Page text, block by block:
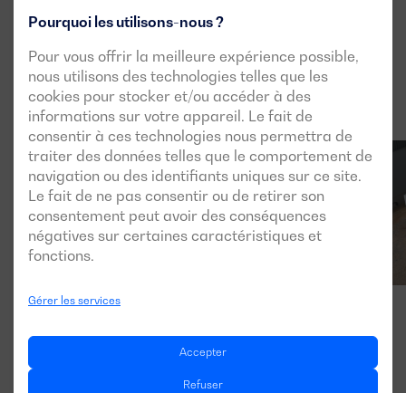
Pourquoi les utilisons-nous ?
Pour vous offrir la meilleure expérience possible,
nous utilisons des technologies telles que les
cookies pour stocker et/ou accéder à des
informations sur votre appareil. Le fait de
consentir à ces technologies nous permettra de
traiter des données telles que le comportement de
navigation ou des identifiants uniques sur ce site.
Le fait de ne pas consentir ou de retirer son
consentement peut avoir des conséquences
négatives sur certaines caractéristiques et
fonctions.
Gérer les services
Accepter
Refuser